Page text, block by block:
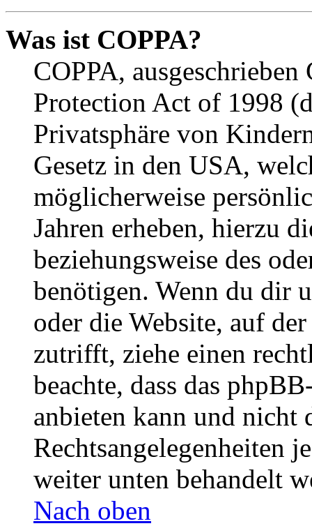
Was ist COPPA?
COPPA,
Protection Act of 1998
Privatsphäre von
Gesetz in den USA,
möglicherweise
Jahren erheben, hierzu
beziehungsweise des
benötigen. Wenn du dir
oder die Website, auf
zutrifft, ziehe einen
beachte, dass das
anbieten kann und nicht
Rechtsangelegenheiten
weiter unten behandelt
Nach oben